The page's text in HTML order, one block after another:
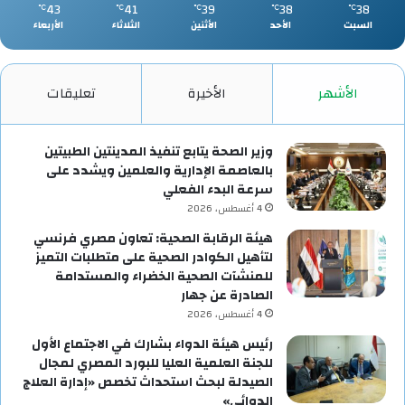
38
℃
السبت
38
℃
الأحد
39
℃
الأثنين
41
℃
الثلاثاء
43
℃
الأربعاء
الأشهر الأخيرة تعليقات
وزير الصحة يتابع تنفيذ المدينتين الطبيتين
بالعاصمة الإدارية والعلمين ويشدد على
سرعة البدء الفعلي
4 أغسطس، 2026
هيئة الرقابة الصحية: تعاون مصري فرنسي
لتأهيل الكوادر الصحية على متطلبات التميز
للمنشآت الصحية الخضراء والمستدامة
الصادرة عن جهار
4 أغسطس، 2026
رئيس هيئة الدواء بشارك في الاجتماع الأول
للجنة العلمية العليا للبورد المصري لمجال
الصيدلة لبحث استحداث تخصص «إدارة العلاج